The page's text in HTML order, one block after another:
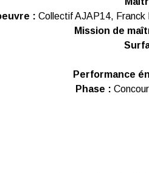
: Collectif AJAP14, Franck
Mission de
Performance
Phase :